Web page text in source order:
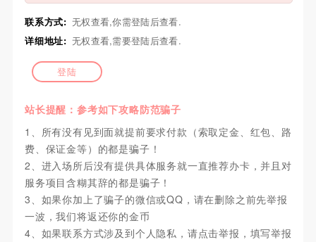
联系方式: 无权查看,你需登陆后查看.
详细地址: 无权查看,需要登陆后查看.
登陆
站长提醒：参考如下攻略防范骗子
1、所有没有见到面就提前要求付款（索取定金、红包、路
费、保证金等）的都是骗子！
2、进入场所后没有提供具体服务就一直推荐办卡，并且对
服务项目含糊其辞的都是骗子！
3、如果你加上了骗子的微信或QQ，请在删除之前先举报
一波，我们将返还你的金币
4、如果联系方式涉及到个人隐私，请点击举报，填写举报